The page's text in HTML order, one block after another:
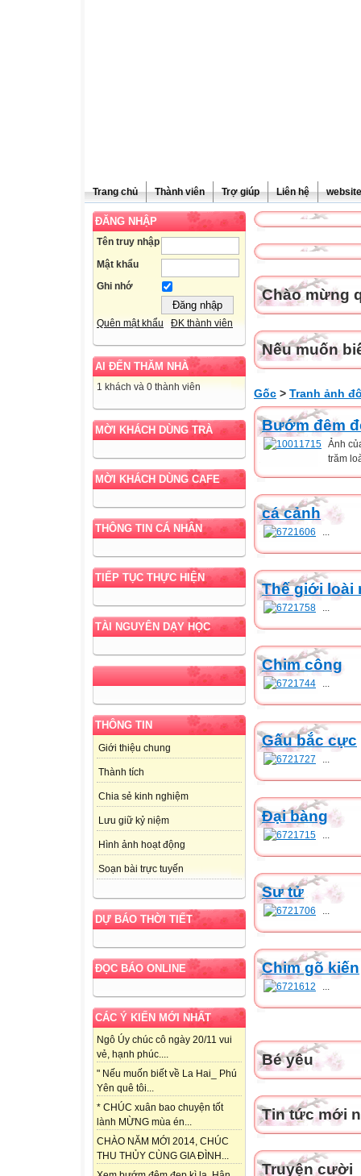
Trang chủ Thành viên Trợ giúp Liên hệ
ĐĂNG NHẬP
Tên truy nhập
Mật khẩu
Ghi nhớ
Quên mật khẩu ĐK thành viên
AI ĐẾN THĂM NHÀ
1 khách và 0 thành viên
MỜI KHÁCH DÙNG TRÀ
MỜI KHÁCH DÙNG CAFE
THÔNG TIN CÁ NHÂN
TIẾP TỤC THỰC HIỆN
TÀI NGUYÊN DẠY HỌC
THÔNG TIN
Giới thiệu chung
Thành tích
Chia sẻ kinh nghiệm
Lưu giữ kỷ niệm
Hình ảnh hoạt động
Soạn bài trực tuyến
DỰ BÁO THỜI TIẾT
ĐỌC BÁO ONLINE
CÁC Ý KIẾN MỚI NHẤT
Ngô Úy chúc cô ngày 20/11 vui
vẻ, hạnh phúc....
" Nếu muốn biết về La Hai_ Phú
Yên quê tôi...
* CHÚC xuân bao chuyện tốt
lành MỪNG mùa én...
CHÀO NĂM MỚI 2014, CHÚC
THU THỦY CÙNG GIA ĐÌNH...
Chào mừng
Nếu muốn
Gốc > Tranh ảnh
Bướm đêm
Ảnh
trăm
cá cảnh
...
Thế giới loài
...
Chim công
...
Gấu bắc cực
...
Đại bàng
...
Sư tử
...
Chim gõ kiến
...
Bé yêu
Tin tức mới
Truyện cười